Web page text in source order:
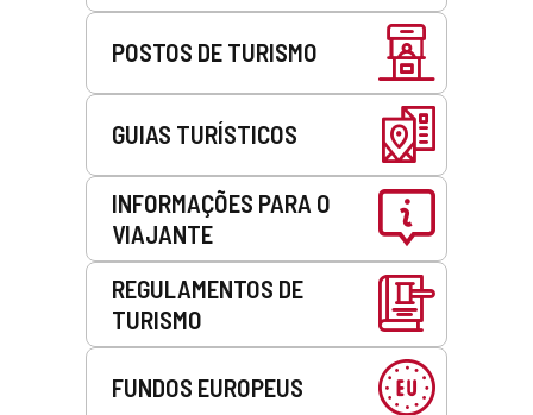
POSTOS DE TURISMO
GUIAS TURÍSTICOS
INFORMAÇÕES PARA O
VIAJANTE
REGULAMENTOS DE
TURISMO
FUNDOS EUROPEUS